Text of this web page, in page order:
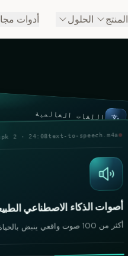
المنتج الحلول أدوات
اللغات العالمية
text-to-speech.m4a
24:08 · 2 spk
أصوات الذكاء الاصطناعي
أكثر من 100 صوت واقعي ينبض بالحياة ويشبه الصوت البشري الحقيقي